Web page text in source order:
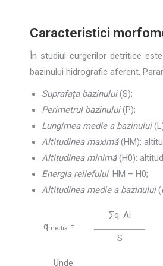
Caracteristici
În studiul curgerilor detritice
bazinului hidrografic aferent.
Suprafața bazinului(S);
Perimetrul bazinului(P);
Lungimea medie a bazinului
Altitudinea maximă(HM):
Altitudinea minimă(H0):
Energia reliefului: HM – H0;
Altitudinea medie a bazinului(
qmedia =
∑qi Ai
S
Unde: